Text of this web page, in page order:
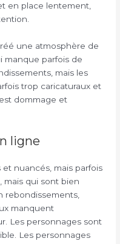
en place lentement,
une atmosphère de
manque parfois de
mais les
trop caricaturaux et
dommage et
ligne
nuancés, mais parfois
mais qui sont bien
rebondissements,
manquent
Les personnages sont
Les personnages